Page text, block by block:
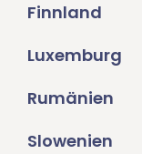
Finnland
Luxemburg
Rumänien
Slowenien